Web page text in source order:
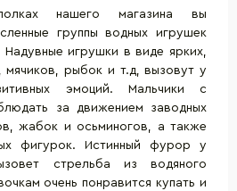
нашего магазина вы
группы водных игрушек
Надувные игрушки в виде ярких,
мячиков, рыбок и т.д, вызовут у
эмоций. Мальчики с
за движением заводных
жабок и осьминогов, а также
фигурок. Истинный фурор у
стрельба из водяного
очень понравится купать и